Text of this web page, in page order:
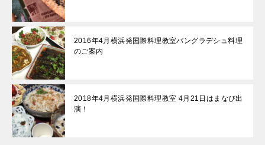
2016年4月横浜発国際料理教室バングラデシュ料理
のご案内
2018年4月横浜発国際料理教室 4月21日はまなび出
演！